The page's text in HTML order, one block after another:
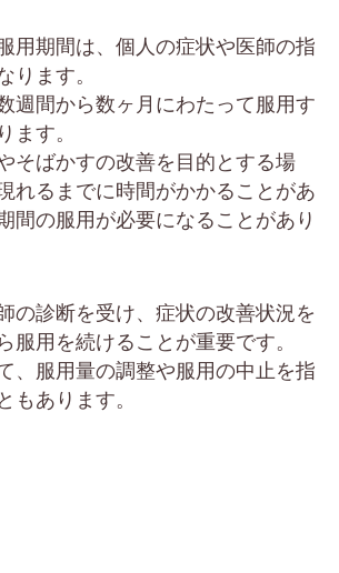
用期間は、個人の症状や医師の指
ります。
週間から数ヶ月にわたって服用す
ます。
そばかすの改善を目的とする場
れるまでに時間がかかることがあ
間の服用が必要になることがあり
の診断を受け、症状の改善状況を
服用を続けることが重要です。
、服用量の調整や服用の中止を指
もあります。